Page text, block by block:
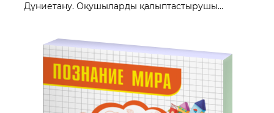
Дүниетану. Оқушыларды қалыптастырушы...